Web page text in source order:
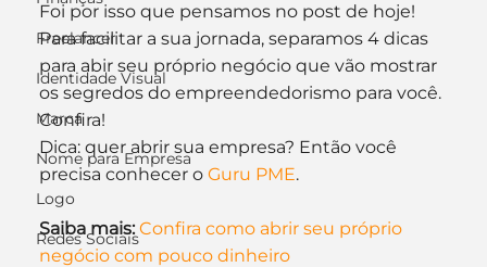
Freelancer
Identidade Visual
Marca
Nome para Empresa
Logo
Redes Sociais
Foi por isso que pensamos no post de hoje!
Para facilitar a sua jornada, separamos 4 dicas
para abir seu próprio negócio que vão mostrar
os segredos do empreendedorismo para você.
Confira!
Dica: quer abrir sua empresa? Então você
precisa conhecer o Guru PME.
Saiba mais: Confira como abrir seu próprio
negócio com pouco dinheiro